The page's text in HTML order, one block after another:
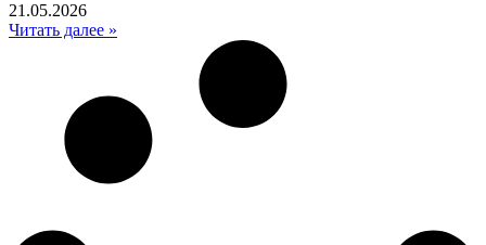
21.05.2026
Читать далее »